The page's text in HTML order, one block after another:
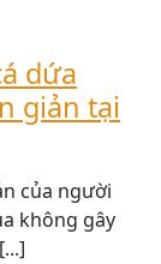
dứa
giản tại
của người
không gây